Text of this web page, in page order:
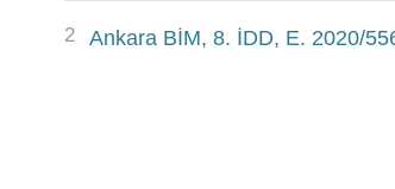
2 Ankara BİM, 8. İDD, E. 2020/